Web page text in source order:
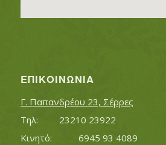
ΕΠΙΚΟΙΝΩΝΊΑ
Γ. Παπανδρέου 23, Σέρρες
Τηλ:		23210 23922
Κινητό:		6945 93 4089